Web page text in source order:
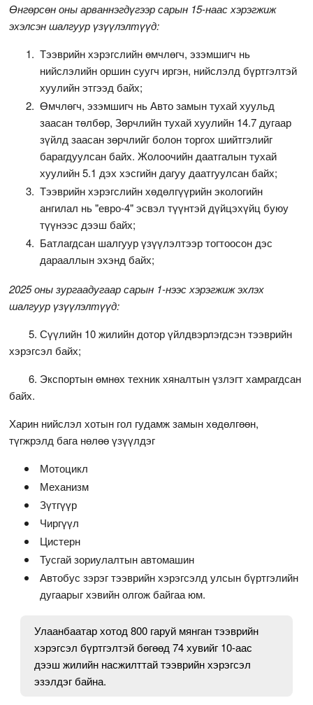
Өнгөрсөн оны арваннэгдүгээр сарын 15-наас хэрэгжиж
эхэлсэн шалгуур үзүүлэлтүүд:
Тээврийн хэрэгслийн өмчлөгч, эзэмшигч нь
нийслэлийн оршин суугч иргэн, нийслэлд бүртгэлтэй
хуулийн этгээд байх;
Өмчлөгч, эзэмшигч нь Авто замын тухай хуульд
заасан төлбөр, Зөрчлийн тухай хуулийн 14.7 дугаар
зүйлд заасан зөрчлийг болон торгох шийтгэлийг
барагдуулсан байх. Жолоочийн даатгалын тухай
хуулийн 5.1 дэх хэсгийн дагуу даатгуулсан байх;
Тээврийн хэрэгслийн хөдөлгүүрийн экологийн
ангилал нь "евро-4" эсвэл түүнтэй дүйцэхүйц буюу
түүнээс дээш байх;
Батлагдсан шалгуур үзүүлэлтээр тогтоосон дэс
дарааллын эхэнд байх;
2025 оны зургаадугаар сарын 1-нээс хэрэгжиж эхлэх
шалгуур үзүүлэлтүүд:
5. Сүүлийн 10 жилийн дотор үйлдвэрлэгдсэн тээврийн
хэрэгсэл байх;
6. Экспортын өмнөх техник хяналтын үзлэгт хамрагдсан
байх.
Харин нийслэл хотын гол гудамж замын хөдөлгөөн,
түгжрэлд бага нөлөө үзүүлдэг
Мотоцикл
Механизм
Зүтгүүр
Чиргүүл
Цистерн
Тусгай зориулалтын автомашин
Автобус зэрэг тээврийн хэрэгсэлд улсын бүртгэлийн
дугаарыг хэвийн олгож байгаа юм.
Улаанбаатар хотод 800 гаруй мянган тээврийн
хэрэгсэл бүртгэлтэй бөгөөд 74 хувийг 10-аас
дээш жилийн насжилттай тээврийн хэрэгсэл
эзэлдэг байна.